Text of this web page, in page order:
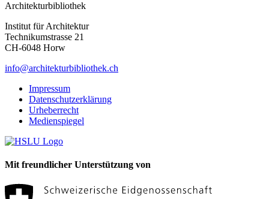
Architekturbibliothek
Institut für Architektur
Technikumstrasse 21
CH-6048 Horw
info@architekturbibliothek.ch
Impressum
Datenschutzerklärung
Urheberrecht
Medienspiegel
Mit freundlicher Unterstützung von